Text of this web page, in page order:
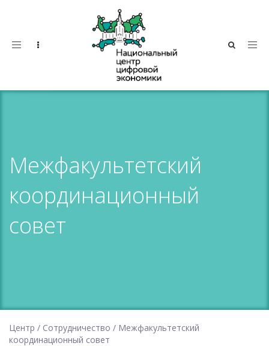
Toggle
Межфакультетский
координационный
совет
Центр / Сотрудничество / Межфакультетский
координационный совет